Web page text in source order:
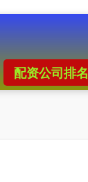
配资公司排名